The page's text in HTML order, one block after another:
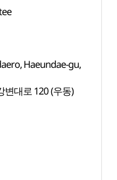
Haeundae-gu,
변대로 120 (우동)